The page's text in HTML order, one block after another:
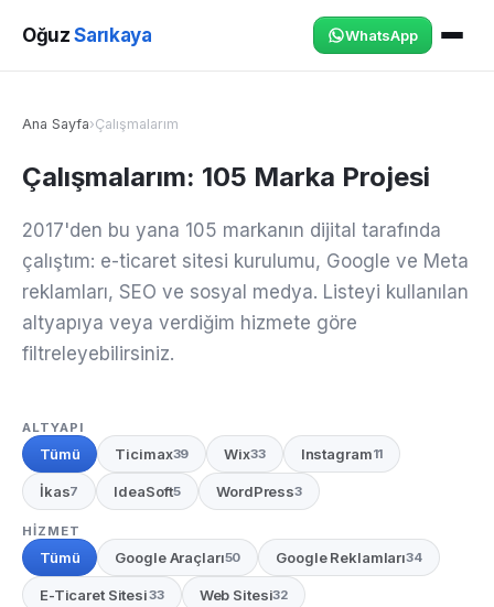
OğuzSarıkaya WhatsApp
Ana Sayfa›Çalışmalarım
Çalışmalarım: 105 Marka Projesi
2017'den bu yana 105 markanın dijital tarafında
çalıştım: e-ticaret sitesi kurulumu, Google ve Meta
reklamları, SEO ve sosyal medya. Listeyi kullanılan
altyapıya veya verdiğim hizmete göre
filtreleyebilirsiniz.
ALTYAPI
Tümü Ticimax39 Wix33 Instagram11
İkas7 IdeaSoft5 WordPress3
HIZMET
Tümü Google Araçları50 Google Reklamları34
E-Ticaret Sitesi33 Web Sitesi32